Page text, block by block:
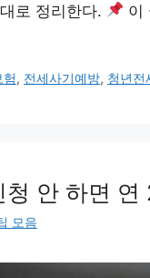
로 정리한다.
이
, 전세사기예방, 청년전
청 안 하면
모음